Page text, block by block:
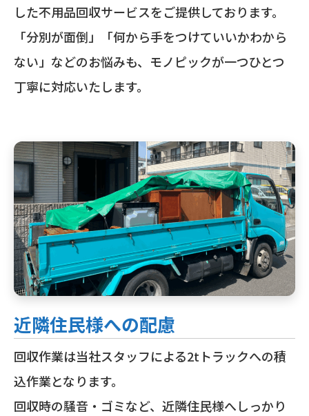
した不用品回収サービスをご提供しております。
「分別が面倒」「何から手をつけていいかわから
ない」などのお悩みも、モノピックが一つひとつ
丁寧に対応いたします。
近隣住民様への配慮
回収作業は当社スタッフによる2tトラックへの積
込作業となります。
回収時の騒音・ゴミなど、近隣住民様へしっかり